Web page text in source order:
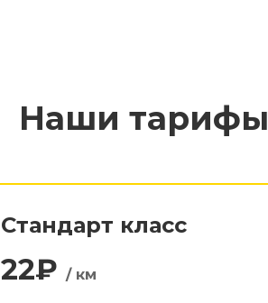
Наши тарифы
Стандарт класс
22₽ / км